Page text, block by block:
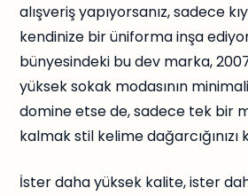
alışveriş yapıyorsanız, sadece
kendinize bir üniforma inşa
bünyesindeki bu dev marka,
yüksek sokak modasının
domine etse de, sadece tek bir
kalmak stil kelime dağarcığınızı
İster daha yüksek kalite, ister